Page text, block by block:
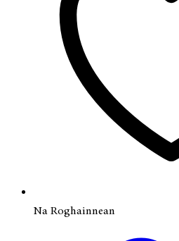
Na Roghainnean